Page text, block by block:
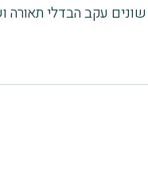
עקב הבדלי תאורה